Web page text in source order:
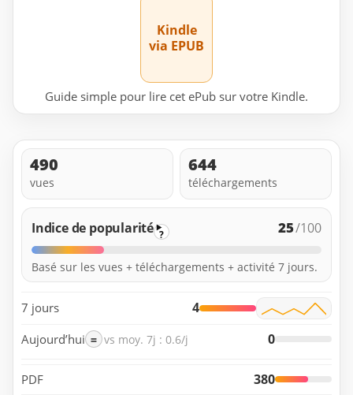
Kindle
via EPUB
Guide simple pour lire cet ePub sur votre Kindle.
490
vues
644
téléchargements
Indice de popularité ? 25/100
Basé sur les vues + téléchargements + activité 7 jours.
7 jours 4
Aujourd’hui = vs moy. 7j : 0.6/j 0
PDF 380